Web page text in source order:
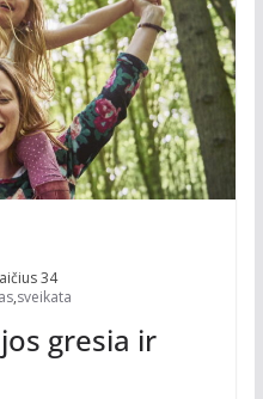
34
,sveikata
gresia ir